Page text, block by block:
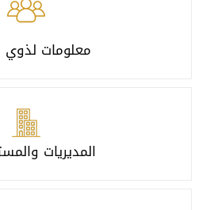
معلومات لذوي
المديريات